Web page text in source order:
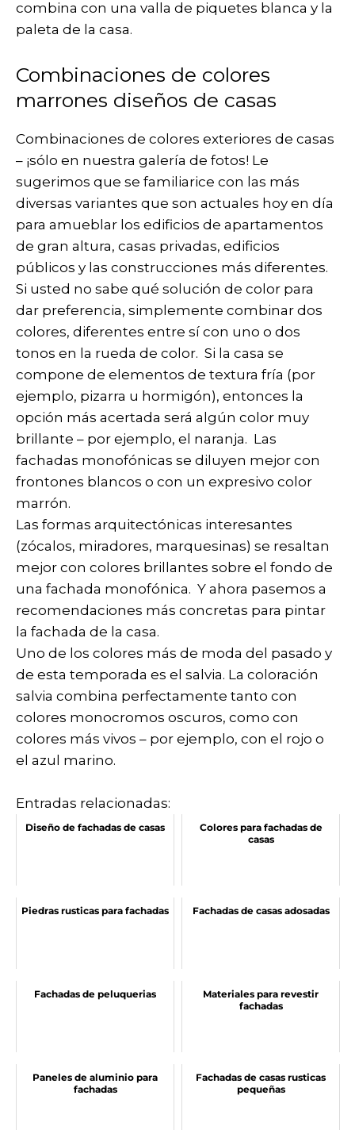
combina con una valla de piquetes blanca y la
paleta de la casa.
Combinaciones de colores
marrones diseños de casas
Combinaciones de colores exteriores de casas
– ¡sólo en nuestra galería de fotos! Le
sugerimos que se familiarice con las más
diversas variantes que son actuales hoy en día
para amueblar los edificios de apartamentos
de gran altura, casas privadas, edificios
públicos y las construcciones más diferentes.
Si usted no sabe qué solución de color para
dar preferencia, simplemente combinar dos
colores, diferentes entre sí con uno o dos
tonos en la rueda de color. Si la casa se
compone de elementos de textura fría (por
ejemplo, pizarra u hormigón), entonces la
opción más acertada será algún color muy
brillante – por ejemplo, el naranja. Las
fachadas monofónicas se diluyen mejor con
frontones blancos o con un expresivo color
marrón.
Las formas arquitectónicas interesantes
(zócalos, miradores, marquesinas) se resaltan
mejor con colores brillantes sobre el fondo de
una fachada monofónica. Y ahora pasemos a
recomendaciones más concretas para pintar
la fachada de la casa.
Uno de los colores más de moda del pasado y
de esta temporada es el salvia. La coloración
salvia combina perfectamente tanto con
colores monocromos oscuros, como con
colores más vivos – por ejemplo, con el rojo o
el azul marino.
Entradas relacionadas:
Diseño de fachadas de casas
Colores para fachadas de
casas
Piedras rusticas para fachadas Fachadas de casas adosadas
Fachadas de peluquerias
Materiales para revestir
fachadas
Paneles de aluminio para
fachadas
Fachadas de casas rusticas
pequeñas